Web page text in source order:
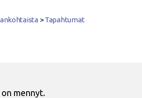
>Tapahtumat
mennyt.